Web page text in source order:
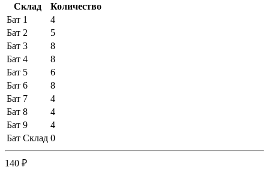
Склад
Количество
Бат 1
4
Бат 2
5
Бат 3
8
Бат 4
8
Бат 5
6
Бат 6
8
Бат 7
4
Бат 8
4
Бат 9
4
Бат Склад 0
140 ₽